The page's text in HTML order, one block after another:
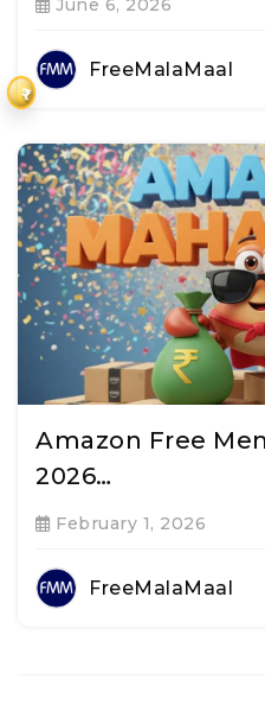
₹
June 6, 2026
FreeMalaMaal
Amazon Free
2026…
February 1, 2026
FreeMalaMaal